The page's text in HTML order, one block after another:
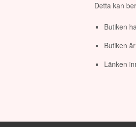
Detta kan
Butiken
Butiken
Länken